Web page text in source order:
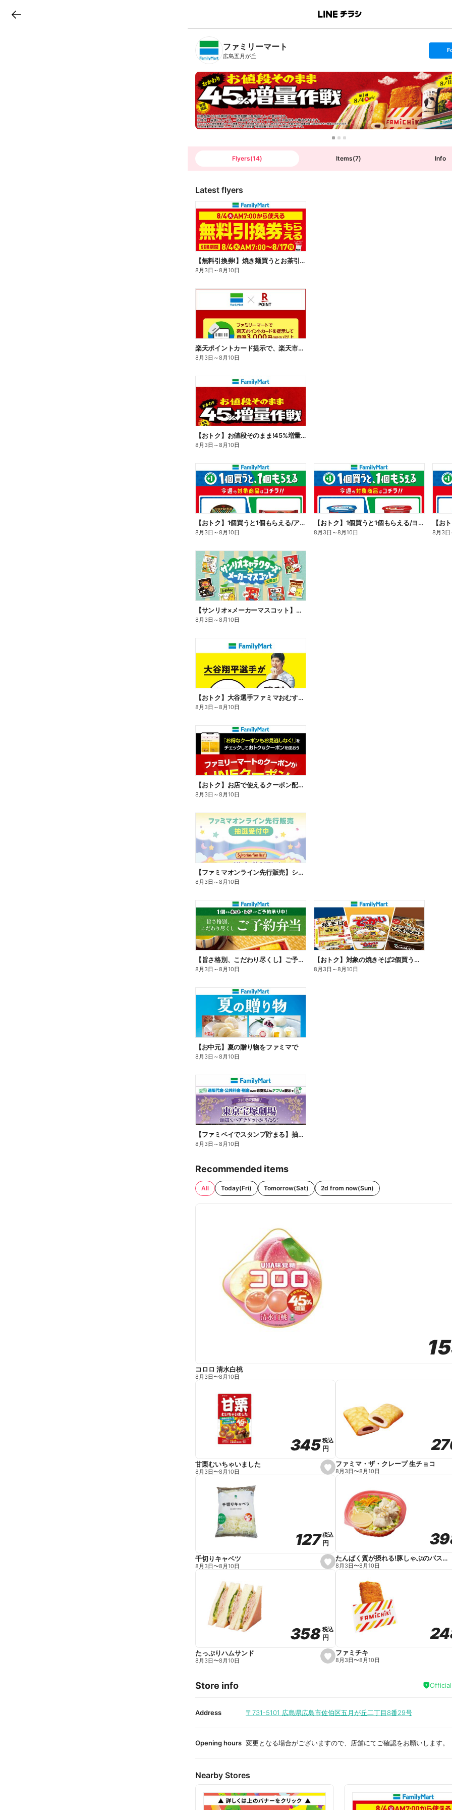
B
n
T
ファミリーマート
広島五月が丘
s
t
o
l
l
o
w
Flyers(14) Items(7) Info
Latest flyers
【無料引換券!】焼き麺買うとお茶引換券貰える!
8月3日 ～8月10日
楽天ポイントカード提示で、楽天市場でのお買い物がおトクに!
8月3日 ～8月10日
【おトク】お値段そのまま!45%増量作戦!
8月3日 ～8月10日
【おトク】1個買うと1個もらえる/アイス
8月3日 ～8月10日
【おトク】1個買うと1個もらえる/ヨーグルト
8月3日 ～8月10日
【お
8月3日
【サンリオ×メーカーマスコット】オリジナルグッズ貰える!
8月3日 ～8月10日
【おトク】大谷選手ファミマおむすび割
8月3日 ～8月10日
【おトク】お店で使えるクーポン配信中
8月3日 ～8月10日
【ファミマオンライン先行販売】シルバニアファミリー
8月3日 ～8月10日
【旨さ格別、こだわり尽くし】ご予約弁当
8月3日 ～8月10日
【おトク】対象の焼きそば2個買うと100円引き!
8月3日 ～8月10日
【お中元】夏の贈り物をファミマで
8月3日 ～8月10日
【ファミペイでスタンプ貯まる】抽選でペアチケットが当たる!
8月3日 ～8月10日
Recommended items
All Today(Fri) Tomorrow(Sat) 2d from now(Sun)
コロロ 清水白桃
8月3日〜8月10日
s
e
e
345
345税込
税込
円
円
甘栗むいちゃいました
8月3日〜8月10日
ファミマ・ザ・クレープ 生チョコ
8月3日〜8月10日
s
e
e
127
127税込
税込
円
円
千切りキャベツ
8月3日〜8月10日
たんぱく質が摂れる!豚しゃぶのパスタサラダ
8月3日〜8月10日
s
e
i
t
358
358税込
税込
円
円
たっぷりハムサンド
8月3日〜8月10日
ファミチキ
8月3日〜8月10日
Store info
Address 〒731-5101 広島県広島市佐伯区五月が丘二丁目8番29号
Opening hours 変更となる場合がございますので、店舗にてご確認をお願いします。
Nearby Stores